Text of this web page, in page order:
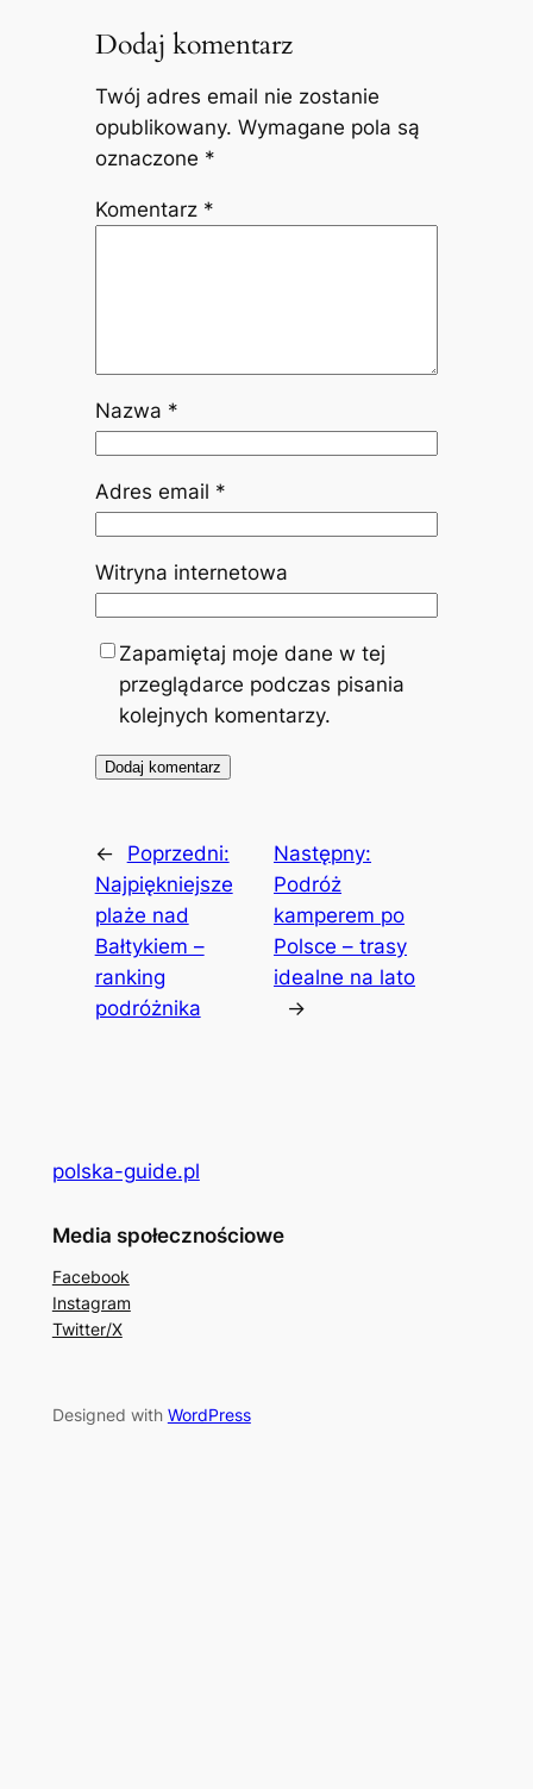
Dodaj komentarz
Twój adres email nie zostanie
opublikowany. Wymagane pola są
oznaczone *
Komentarz *
Nazwa *
Adres email *
Witryna internetowa
Zapamiętaj moje dane w tej
przeglądarce podczas pisania
kolejnych komentarzy.
←
Poprzedni:
Najpiękniejsze
plaże nad
Bałtykiem –
ranking
podróżnika
Następny:
Podróż
kamperem po
Polsce – trasy
idealne na lato
→
polska-guide.pl
Media społecznościowe
Facebook
Instagram
Twitter/X
Designed with WordPress